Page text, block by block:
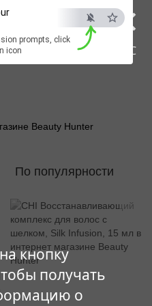
×
ESC
кнопку
получать
о
prompts, click
icon
заказе от 2500 грн
По популярности